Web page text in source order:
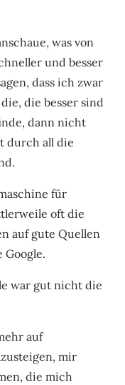
was von
und besser
dass ich zwar
die besser sind
dann nicht
durch all die
für
oft die
auf gute Quellen
Google.
war gut nicht die
auf
mir
die mich